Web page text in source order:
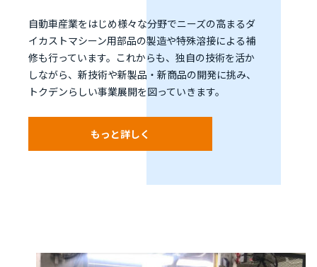
自動車産業をはじめ様々な分野でニーズの高まるダ
イカストマシーン用部品の製造や特殊溶接による補
修も行っています。これからも、独自の技術を活か
しながら、新技術や新製品・新商品の開発に挑み、
トクデンらしい事業展開を図っていきます。
もっと詳しく